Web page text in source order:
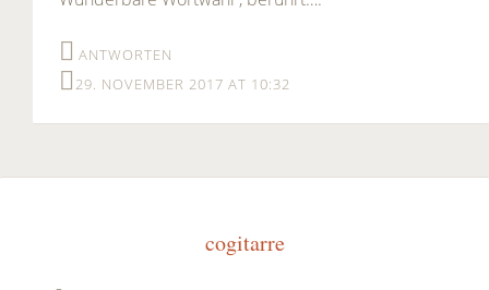
ANTWORTEN
29. NOVEMBER 2017 AT 10:32
cogitarre